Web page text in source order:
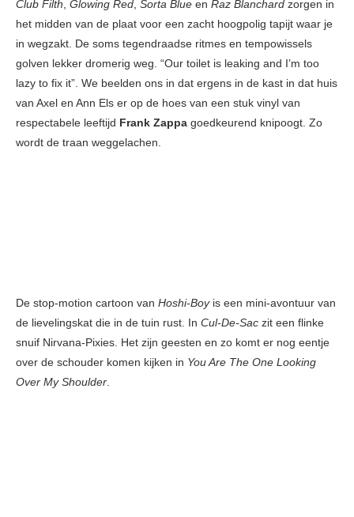
Club Filth, Glowing Red, Sorta Blue en Raz Blanchard zorgen in
het midden van de plaat voor een zacht hoogpolig tapijt waar je
in wegzakt. De soms tegendraadse ritmes en tempowissels
golven lekker dromerig weg. “Our toilet is leaking and I’m too
lazy to fix it”. We beelden ons in dat ergens in de kast in dat huis
van Axel en Ann Els er op de hoes van een stuk vinyl van
respectabele leeftijd Frank Zappa goedkeurend knipoogt. Zo
wordt de traan weggelachen.
De stop-motion cartoon van Hoshi-Boyis een mini-avontuur van
de lievelingskat die in de tuin rust. In Cul-De-Sac zit een flinke
snuif Nirvana-Pixies. Het zijn geesten en zo komt er nog eentje
over de schouder komen kijken in You Are The One Looking
Over My Shoulder.